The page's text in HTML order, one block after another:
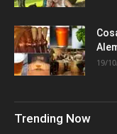
19/
Trending Now